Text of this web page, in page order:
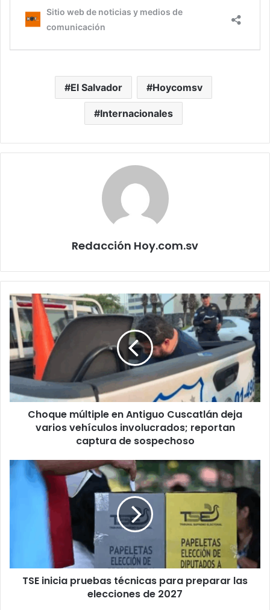
El Salvador Hoycomsv
Internacionales
Redacción Hoy.com.sv
Choque
múltiple
en
Antiguo
Cuscatlán
deja
varios
vehículos
involucrados;
reportan
captura
Choque múltiple en Antiguo Cuscatlán deja
varios vehículos involucrados; reportan
captura de sospechoso
TSE
inicia
de
2027TSE inicia pruebas técnicas para preparar las
elecciones de 2027